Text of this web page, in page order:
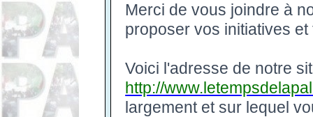
Merci de vous joindre à
proposer vos initiatives
Voici l'adresse de notre
http://
largement et sur lequel